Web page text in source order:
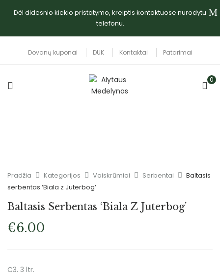
Dėl didesnio kiekio pristatymo, kreiptis kontaktuose nurodytu
telefonu.
Dovanų kuponai DUK Kontaktai Patarimai
0
Pradžia Kategorijos Vaiskrūmiai Serbentai
Baltasis
serbentas ‘Biala z Juterbog’
Baltasis Serbentas ‘Biala Z Juterbog’
€6.00
C3. 3 ltr.